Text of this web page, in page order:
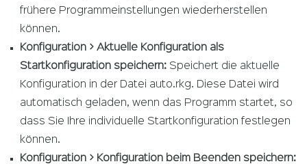
frühere Programmeinstellungen wiederherstellen
können.
Konfiguration > Aktuelle Konfiguration als
Startkonfiguration speichern: Speichert die aktuelle
Konfiguration in der Datei auto.rkg. Diese Datei wird
automatisch geladen, wenn das Programm startet, so
dass Sie Ihre individuelle Startkonfiguration festlegen
können.
Konfiguration > Konfiguration beim Beenden speichern: